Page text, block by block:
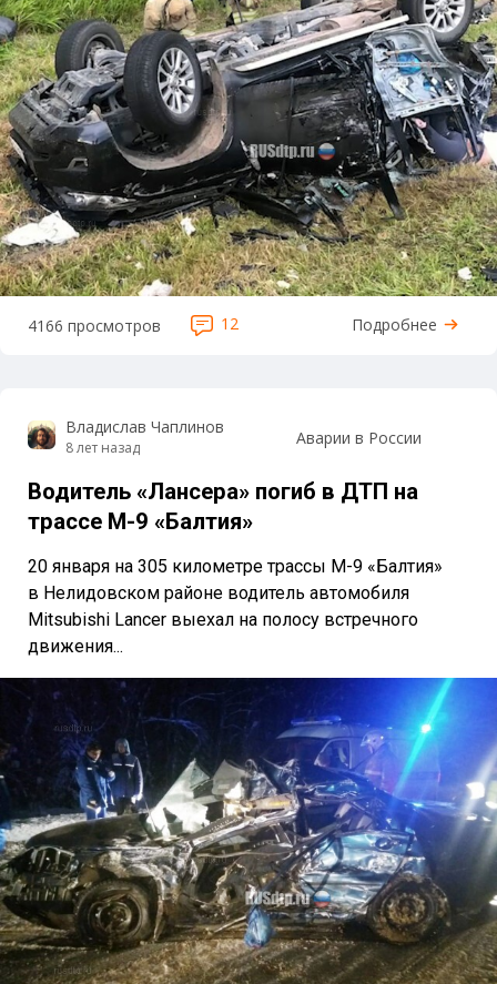
4166 просмотров 12 Подробнее
Владислав Чаплинов
8 лет назад Аварии в России
Водитель «Лансера» погиб в ДТП на
трассе М-9 «Балтия»
20 января на 305 километре трассы М-9 «Балтия»
в Нелидовском районе водитель автомобиля
Mitsubishi Lancer выехал на полосу встречного
движения...